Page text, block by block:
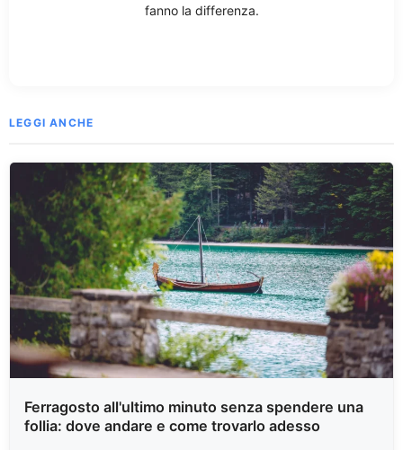
fanno la differenza.
Ferragosto all'ultimo minuto senza spendere una
follia: dove andare e come trovarlo adesso
LEGGI ANCHE